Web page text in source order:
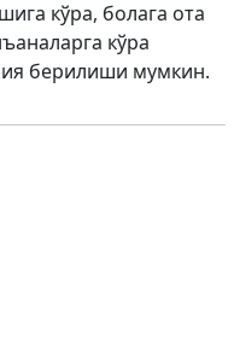
кўра, болага ота
кўра
берилиши мумкин.